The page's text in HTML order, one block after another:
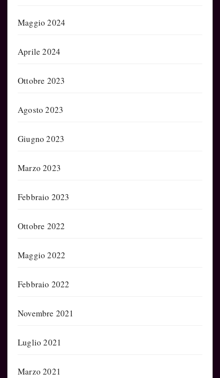
Maggio 2024
Aprile 2024
Ottobre 2023
Agosto 2023
Giugno 2023
Marzo 2023
Febbraio 2023
Ottobre 2022
Maggio 2022
Febbraio 2022
Novembre 2021
Luglio 2021
Marzo 2021